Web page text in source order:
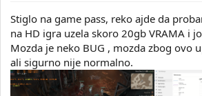
Stiglo na game pass, reko ajde da
na HD igra uzela skoro 20gb VRAMA i
Mozda je neko BUG , mozda zbog ovo
ali sigurno nije normalno.